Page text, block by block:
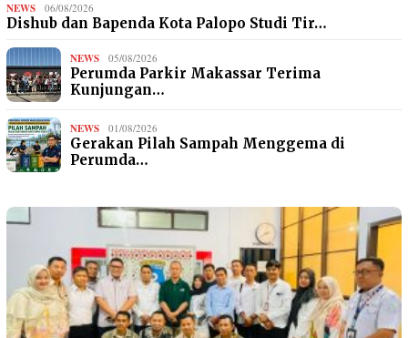
NEWS 06/08/2026
Dishub dan Bapenda Kota Palopo Studi Tir…
NEWS 05/08/2026
Perumda Parkir Makassar Terima
Kunjungan…
NEWS 01/08/2026
Gerakan Pilah Sampah Menggema di
Perumda…